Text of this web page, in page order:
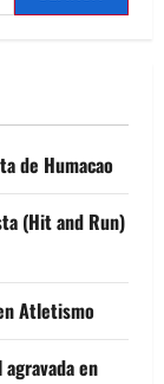
de Humacao
(Hit and Run)
Atletismo
en